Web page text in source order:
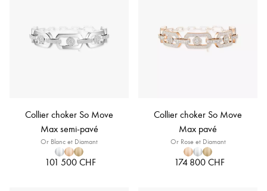
Collier choker So Move
Max semi-pavé
Or Blanc et Diamant
101 500 CHF
Collier choker So Move
Max pavé
Or Rose et Diamant
174 800 CHF